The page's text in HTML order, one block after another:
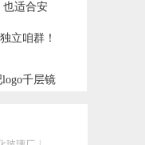
也适合安
立咱群！
千层镜